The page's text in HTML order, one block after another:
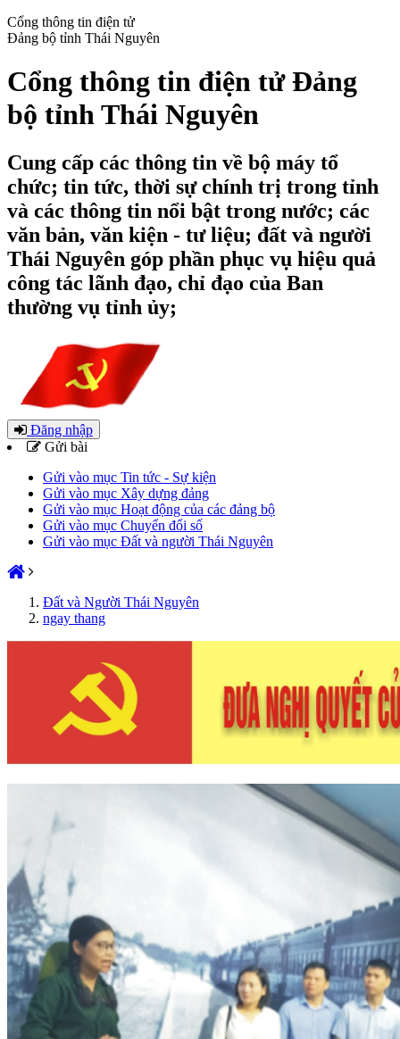
Cổng thông tin điện tử
Đảng bộ tỉnh Thái Nguyên
Cổng thông tin điện tử Đảng
bộ tỉnh Thái Nguyên
Cung cấp các thông tin về bộ máy tổ
chức; tin tức, thời sự chính trị trong tỉnh
và các thông tin nổi bật trong nước; các
văn bản, văn kiện - tư liệu; đất và người
Thái Nguyên góp phần phục vụ hiệu quả
công tác lãnh đạo, chỉ đạo của Ban
thường vụ tỉnh ủy;
Đăng nhập
Gửi bài
Gửi vào mục Tin tức - Sự kiện
Gửi vào mục Xây dựng đảng
Gửi vào mục Hoạt động của các đảng bộ
Gửi vào mục Chuyển đổi số
Gửi vào mục Đất và người Thái Nguyên
Đất và Người Thái Nguyên
ngay thang